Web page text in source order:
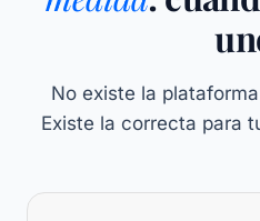
No existe la
Existe la correcta para